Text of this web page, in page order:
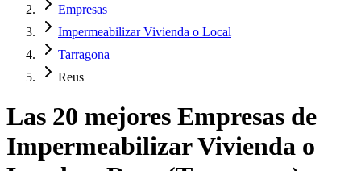
Empresas
Impermeabilizar Vivienda o Local
Tarragona
Reus
Las 20 mejores Empresas de
Impermeabilizar Vivienda o